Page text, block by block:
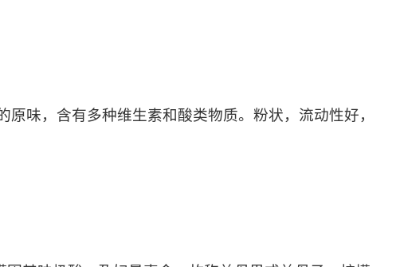
味，含有多种维生素和酸类物质。粉状，流动性好，